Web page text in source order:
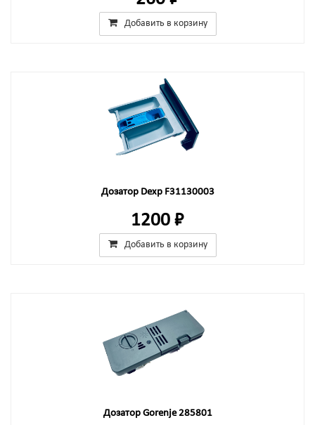
Добавить в корзину
Дозатор Dexp F31130003
1200 ₽
Добавить в корзину
Дозатор Gorenje 285801